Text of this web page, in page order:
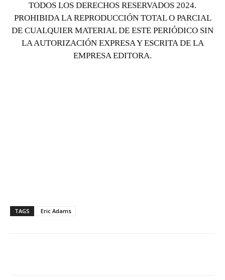
TODOS LOS DERECHOS RESERVADOS 2024.
PROHIBIDA LA REPRODUCCIÓN TOTAL O PARCIAL
DE CUALQUIER MATERIAL DE ESTE PERIÓDICO SIN
LA AUTORIZACIÓN EXPRESA Y ESCRITA DE LA
EMPRESA EDITORA.
TAGS Eric Adams